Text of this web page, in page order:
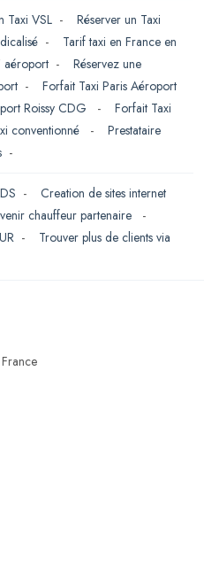
Taxi VSL - Réserver un Taxi
- Tarif taxi en France en
aéroport - Réservez une
- Forfait Taxi Paris Aéroport
Roissy CDG - Forfait Taxi
conventionné - Prestataire
-
- Creation de sites internet
chauffeur partenaire
-
- Trouver plus de clients via